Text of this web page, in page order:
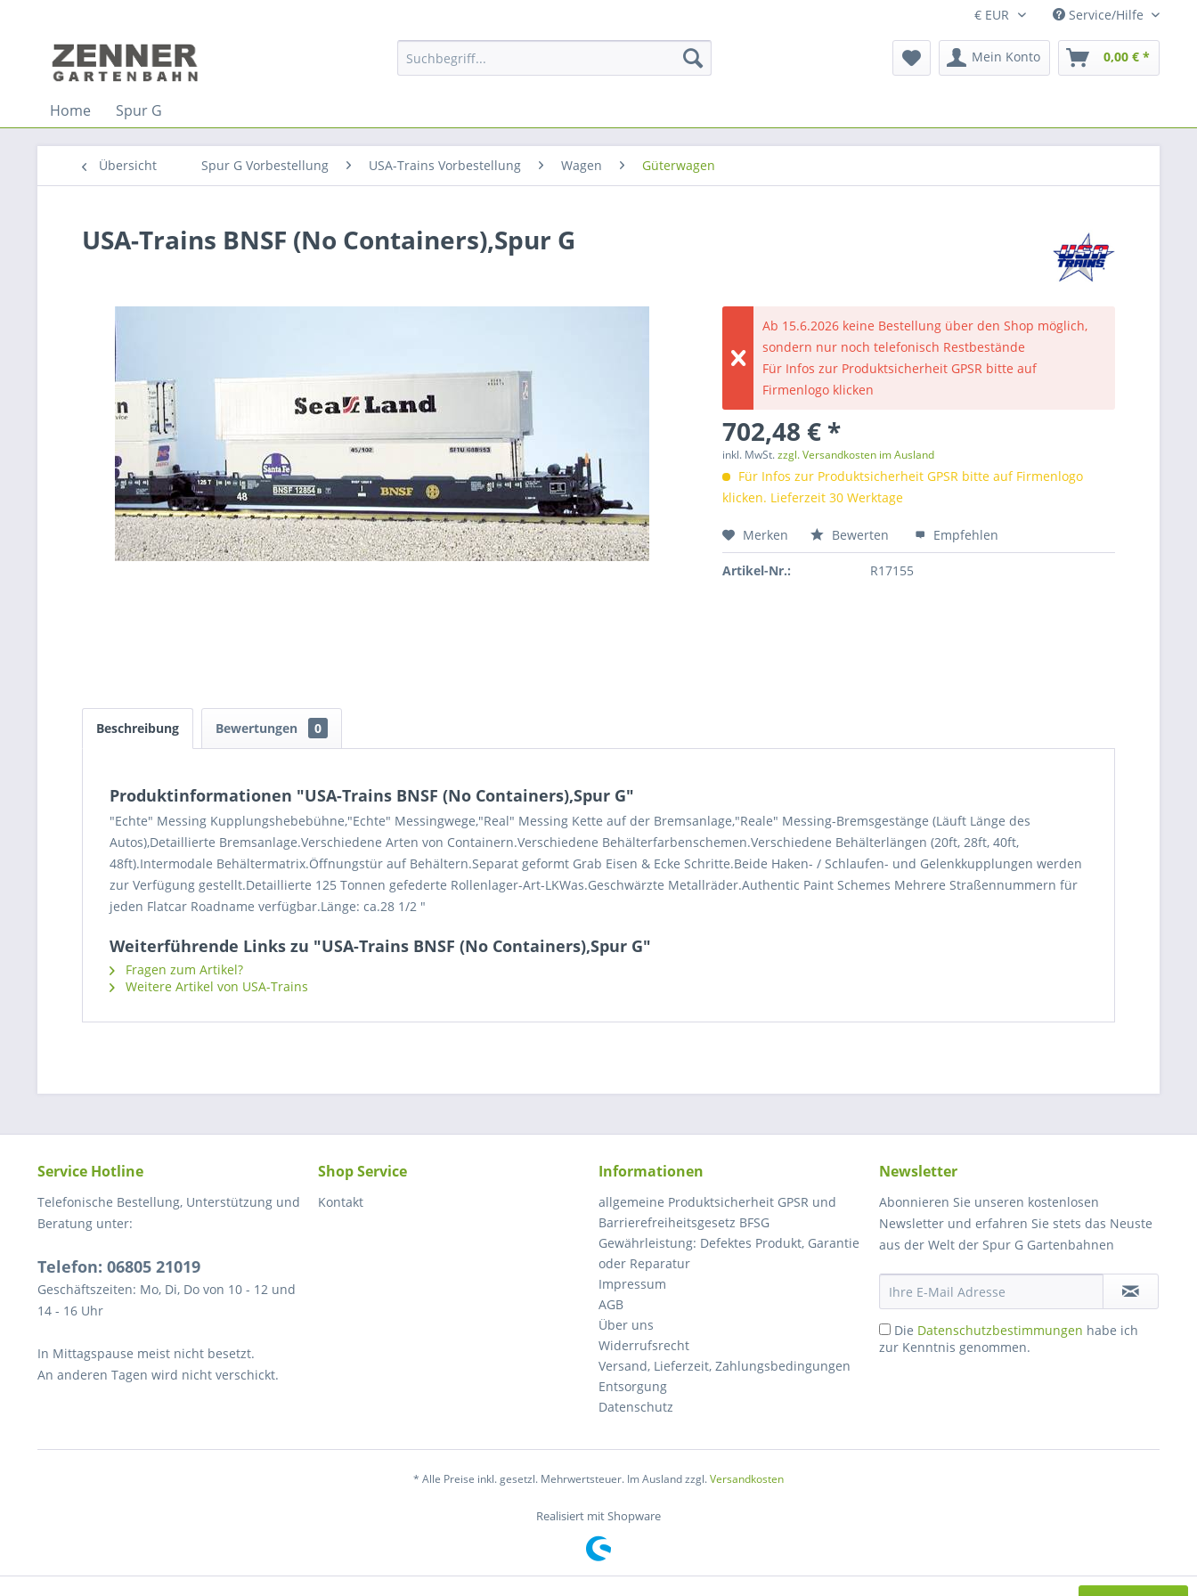
Service/Hilfe
Mein Konto 0,00 € *
Home Spur G
Übersicht Spur G Vorbestellung USA-Trains Vorbestellung Wagen Güterwagen
USA-Trains BNSF (No Containers),Spur G
Ab 15.6.2026 keine Bestellung über den Shop möglich,
sondern nur noch telefonisch Restbestände
Für Infos zur Produktsicherheit GPSR bitte auf
Firmenlogo klicken
702,48 € *
inkl. MwSt.zzgl. Versandkosten im Ausland
Für Infos zur Produktsicherheit GPSR bitte auf Firmenlogo
klicken. Lieferzeit 30 Werktage
Merken Bewerten Empfehlen
Artikel-Nr.: R17155
Beschreibung Bewertungen 0
Produktinformationen "USA-Trains BNSF (No Containers),Spur G"
"Echte" Messing Kupplungshebebühne,"Echte" Messingwege,"Real" Messing Kette auf der Bremsanlage,"Reale" Messing-Bremsgestänge (Läuft Länge des
Autos),Detaillierte Bremsanlage.Verschiedene Arten von Containern.Verschiedene Behälterfarbenschemen.Verschiedene Behälterlängen (20ft, 28ft, 40ft,
48ft).Intermodale Behältermatrix.Öffnungstür auf Behältern.Separat geformt Grab Eisen & Ecke Schritte.Beide Haken- / Schlaufen- und Gelenkkupplungen werden
zur Verfügung gestellt.Detaillierte 125 Tonnen gefederte Rollenlager-Art-LKWas.Geschwärzte Metallräder.Authentic Paint Schemes Mehrere Straßennummern für
jeden Flatcar Roadname verfügbar.Länge: ca.28 1/2 "
Weiterführende Links zu "USA-Trains BNSF (No Containers),Spur G"
Fragen zum Artikel?
Weitere Artikel von USA-Trains
Service Hotline
Telefonische Bestellung, Unterstützung und
Beratung unter:
Telefon: 06805 21019
Geschäftszeiten: Mo, Di, Do von 10 - 12 und
14 - 16 Uhr
In Mittagspause meist nicht besetzt.
An anderen Tagen wird nicht verschickt.
Shop Service
Kontakt
Informationen
allgemeine Produktsicherheit GPSR und
Barrierefreiheitsgesetz BFSG
Gewährleistung: Defektes Produkt, Garantie
oder Reparatur
Impressum
AGB
Über uns
Widerrufsrecht
Versand, Lieferzeit, Zahlungsbedingungen
Entsorgung
Datenschutz
Newsletter
Abonnieren Sie unseren kostenlosen
Newsletter und erfahren Sie stets das Neuste
aus der Welt der Spur G Gartenbahnen
Die Datenschutzbestimmungen habe ich
zur Kenntnis genommen.
* Alle Preise inkl. gesetzl. Mehrwertsteuer. Im Ausland zzgl.Versandkosten
Realisiert mit Shopware